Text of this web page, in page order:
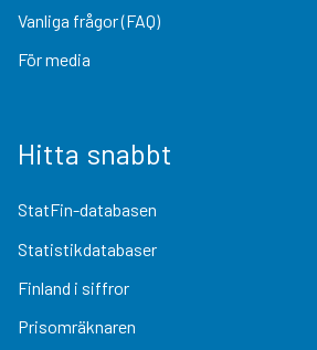
Vanliga frågor (FAQ)
För media
Hitta snabbt
StatFin-databasen
Statistikdatabaser
Finland i siffror
Prisomräknaren